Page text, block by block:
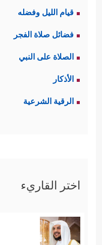
قيام الليل وفضله
فضائل صلاة الفجر
الصلاة على النبي
الأذكار
الرقية الشرعية
اختر القاريء